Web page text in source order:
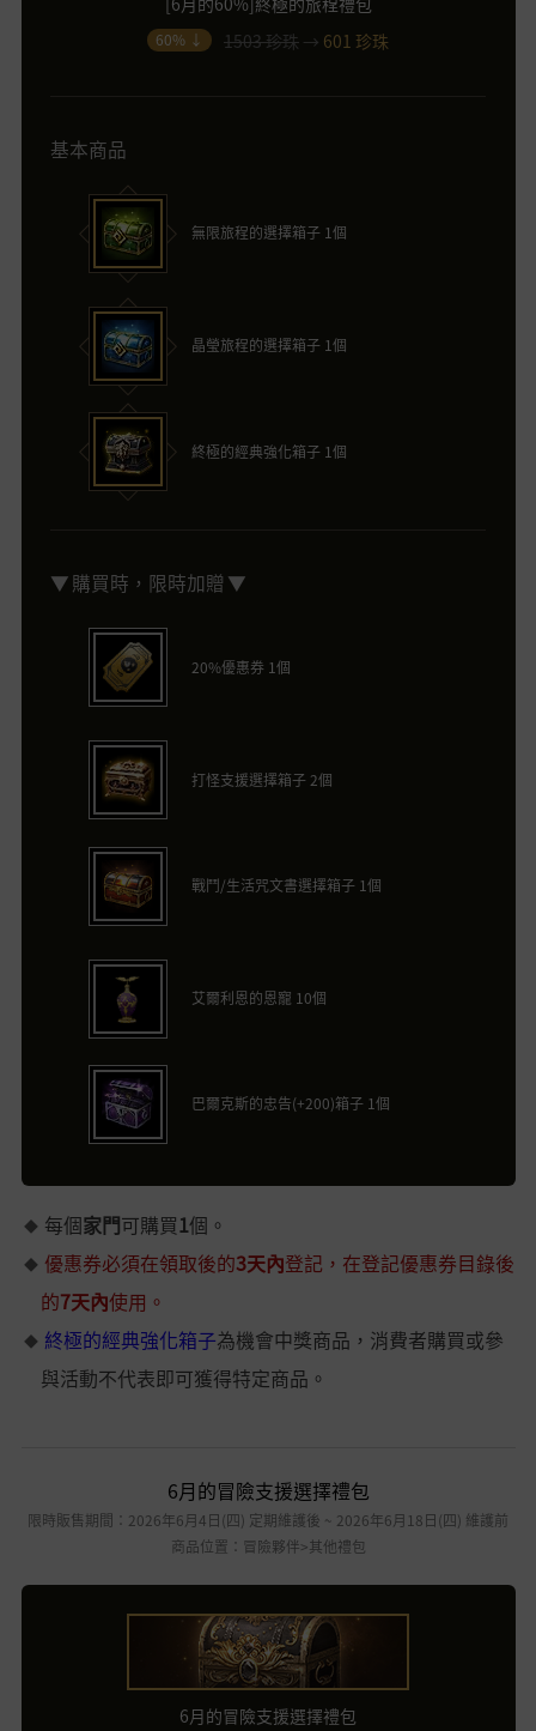
60% ↓ 1503 珍珠→ 601 珍珠
基本商品
無限旅程的選擇箱子 1個
晶瑩旅程的選擇箱子 1個
終極的經典強化箱子 1個
▼ 購買時，限時加贈 ▼
20%優惠券 1個
打怪支援選擇箱子 2個
戰鬥/生活咒文書選擇箱子 1個
艾爾利恩的恩寵 10個
巴爾克斯的忠告(+200)箱子 1個
每個家門可購買1個。
優惠券必須在領取後的3天內登記，在登記優惠券目錄後
的7天內使用。
終極的經典強化箱子為機會中獎商品，消費者購買或參
與活動不代表即可獲得特定商品。
6月的冒險支援選擇禮包
限時販售期間：2026年6月4日(四) 定期維護後 ~ 2026年6月18日(四) 維護前
商品位置：冒險夥伴>其他禮包
6月的冒險支援選擇禮包